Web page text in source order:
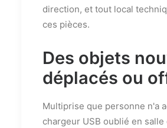
direction, et tout local
ces pièces.
Des objets
déplacés ou
Multiprise que personne n'a
chargeur USB oublié en